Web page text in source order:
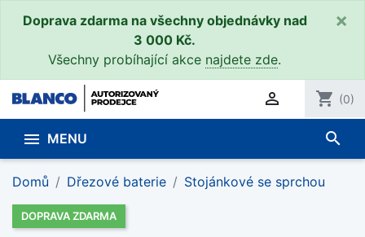
Doprava zdarma na všechny objednávky nad
3 000 Kč.
Všechny probíhající akce najdete zde.
×
 shopping_cart (0)
 MENU search
Domů Dřezové baterie Stojánkové se sprchou
DOPRAVA ZDARMA